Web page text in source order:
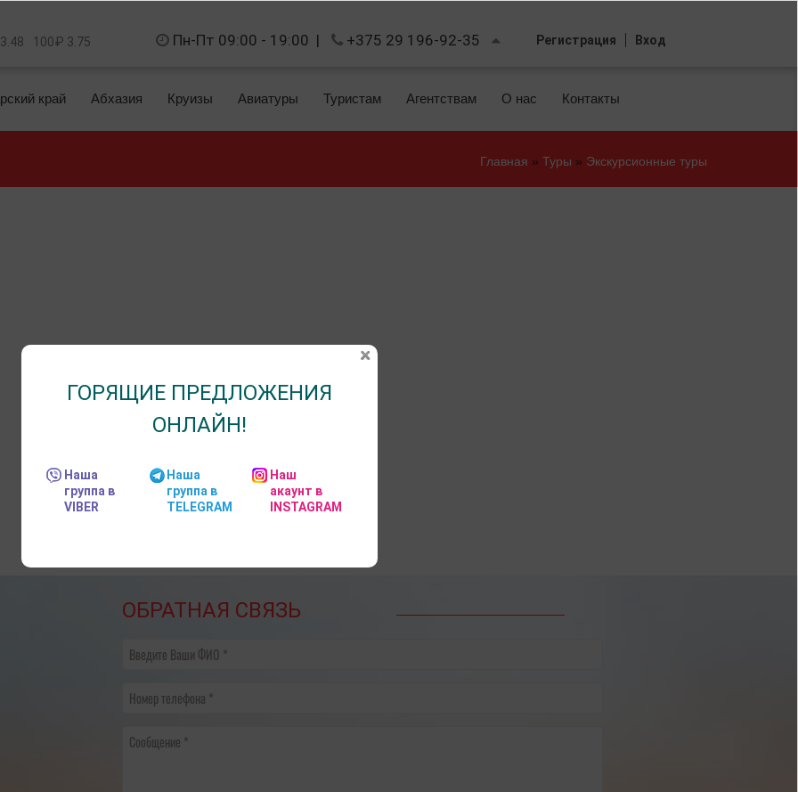
100₽ 3.75 Пн-Пт 09:00 - 19:00 | +375 29 196-92-35 Регистрация Вход
край Абхазия Круизы Авиатуры Туристам Агентствам О нас Контакты
Главная » Туры » Экскурсионные туры
ОБРАТНАЯ СВЯЗЬ
Введите Ваши ФИО
Номер телефона
Сообщение
ГОРЯЩИЕ ПРЕДЛОЖЕНИЯ
ОНЛАЙН!
Наша
группа в
VIBER
Наша
группа в
TELEGRAM
Наш
акаунт в
INSTAGRAM